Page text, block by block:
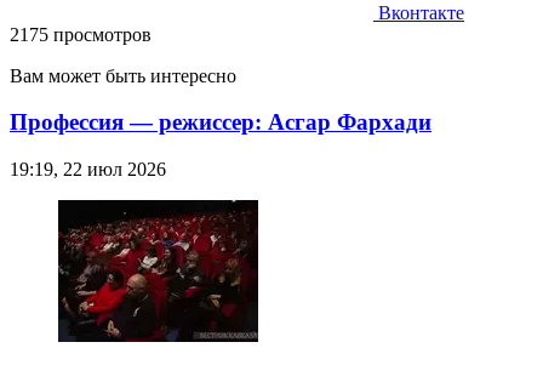
Вконтакте
2175 просмотров
Вам может быть интересно
Профессия — режиссер: Асгар Фархади
19:19, 22 июл 2026